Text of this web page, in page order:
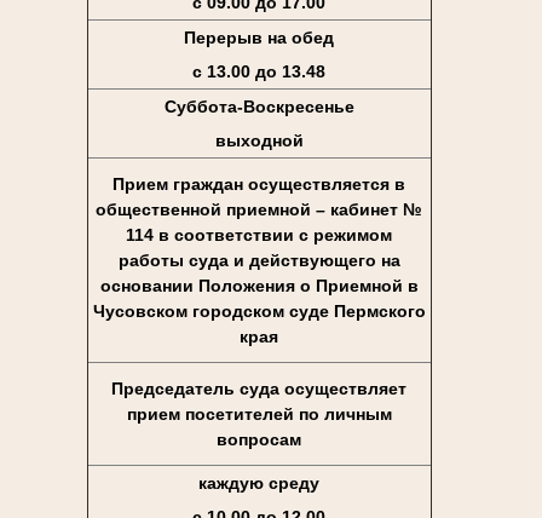
Перерыв на обед
с 13.00 до 13.48
Суббота-Воскресенье
выходной
Прием граждан осуществляется в
общественной приемной – кабинет №
114 в соответствии с режимом
работы суда и действующего на
основании Положения о Приемной в
Чусовском городском суде Пермского
края
Председатель суда осуществляет
прием посетителей по личным
вопросам
каждую среду